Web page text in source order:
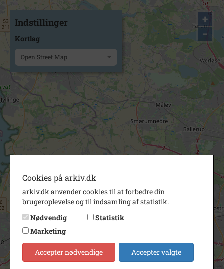
+
−
Indstillinger
Kortlag
Open Street Map
Cookies på arkiv.dk
arkiv.dk anvender cookies til at forbedre din
brugeroplevelse og til indsamling af statistik.
Nødvendig
Statistik
Marketing
Accepter nødvendige Accepter valgte